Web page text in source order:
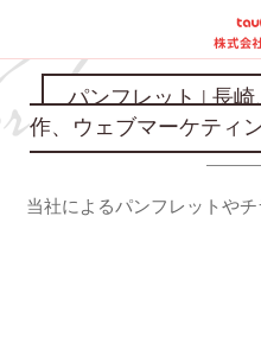
パンフレット | 長
作、ウェブマーケティ
当社によるパンフレットや